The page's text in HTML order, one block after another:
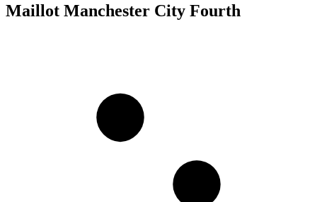
Maillot Manchester City Fourth